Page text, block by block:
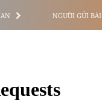
NGƯỜI GỬI BÀI